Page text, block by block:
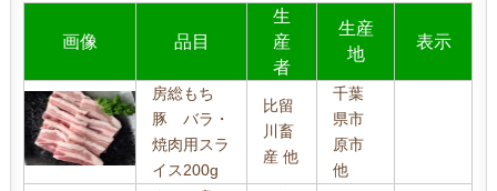
画像 品目
生
産
者
生産
地
表示
房総もち
豚 バラ・
焼肉用スラ
イス200g
比留
川畜
産 他
千葉
県市
原市
他